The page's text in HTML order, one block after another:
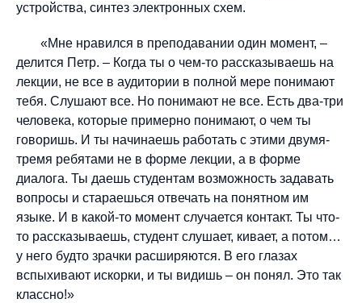
устройства, синтез электронных схем.
«Мне нравился в преподавании один момент, –
делится Петр. – Когда ты о чем-то рассказываешь на
лекции, не все в аудитории в полной мере понимают
тебя. Слушают все. Но понимают не все. Есть два-три
человека, которые примерно понимают, о чем ты
говоришь. И ты начинаешь работать с этими двумя-
тремя ребятами не в форме лекции, а в форме
диалога. Ты даешь студентам возможность задавать
вопросы и стараешься отвечать на понятном им
языке. И в какой-то момент случается контакт. Ты что-
то рассказываешь, студент слушает, кивает, а потом…
у него будто зрачки расширяются. В его глазах
вспыхивают искорки, и ты видишь – он понял. Это так
классно!»